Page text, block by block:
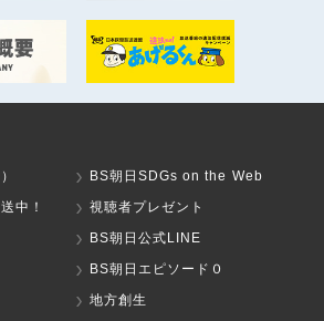
BS朝日SDGs on the Web
中！
視聴者プレゼント
BS朝日公式LINE
BS朝日エピソード０
地方創生